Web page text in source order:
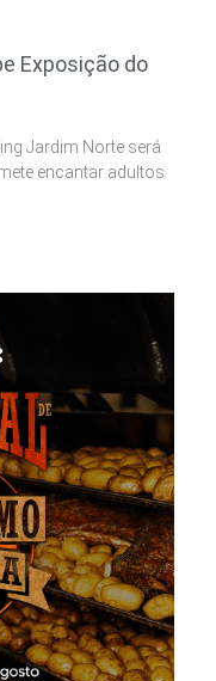
Exposição do
Jardim Norte será
encantar adultos